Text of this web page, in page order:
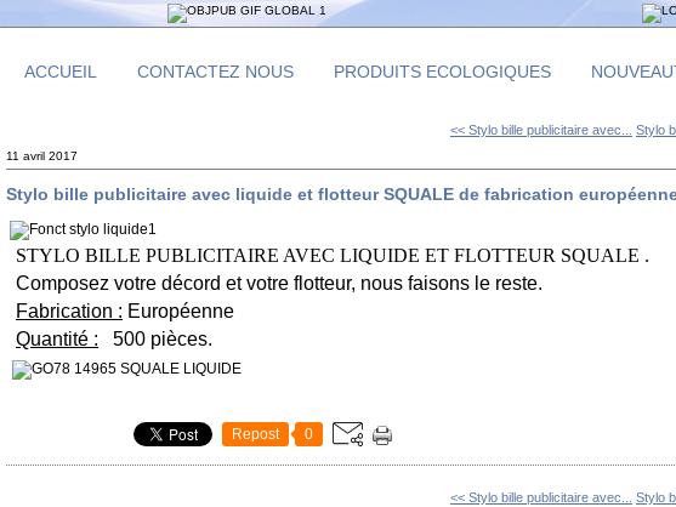
ACCUEIL CONTACTEZ NOUS PRODUITS ECOLOGIQUES
<< Stylo bille publicitaire avec... Stylo
11 avril 2017
Stylo bille publicitaire avec liquide et flotteur SQUALE de fabrication
STYLO BILLE PUBLICITAIRE AVEC LIQUIDE ET FLOTTEUR SQUALE .
Composez votre décord et votre flotteur, nous faisons le reste.
Fabrication : Européenne
Quantité : 500 pièces.
Repost 0
<< Stylo bille publicitaire avec... Stylo